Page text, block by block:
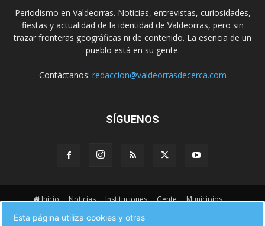
Periodismo en Valdeorras. Noticias, entrevistas, curiosidades,
fiestas y actualidad de la identidad de Valdeorras, pero sin
trazar fronteras geográficas ni de contenido. La esencia de un
pueblo está en su gente.
Contáctanos: redaccion@valdeorrasdecerca.com
SÍGUENOS
Inicio Noticias Instituciones Gente
Municipios
Turismo en Valdeorras
CAMINO DE INVIERNO
Esta página utiliza cookies y otras